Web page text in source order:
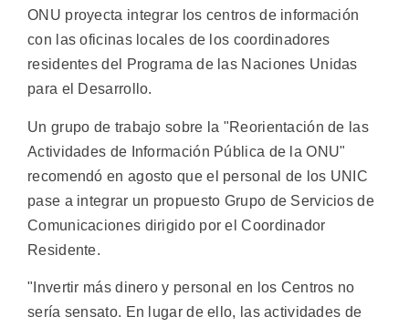
ONU proyecta integrar los centros de información
con las oficinas locales de los coordinadores
residentes del Programa de las Naciones Unidas
para el Desarrollo.
Un grupo de trabajo sobre la "Reorientación de las
Actividades de Información Pública de la ONU"
recomendó en agosto que el personal de los UNIC
pase a integrar un propuesto Grupo de Servicios de
Comunicaciones dirigido por el Coordinador
Residente.
"Invertir más dinero y personal en los Centros no
sería sensato. En lugar de ello, las actividades de